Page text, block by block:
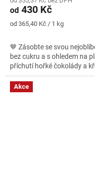
od 430 Kč
Měrná
od 365,40 Kč / 1 kg
🤎 Zásobte se svou
bez cukru a s ohledem na
příchutí hořké čokolády a
Akce